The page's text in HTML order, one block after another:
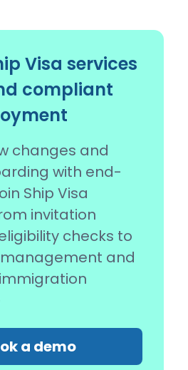
Visa services
compliant
changes and
with end-
Ship Visa
invitation
checks to
and
a demo